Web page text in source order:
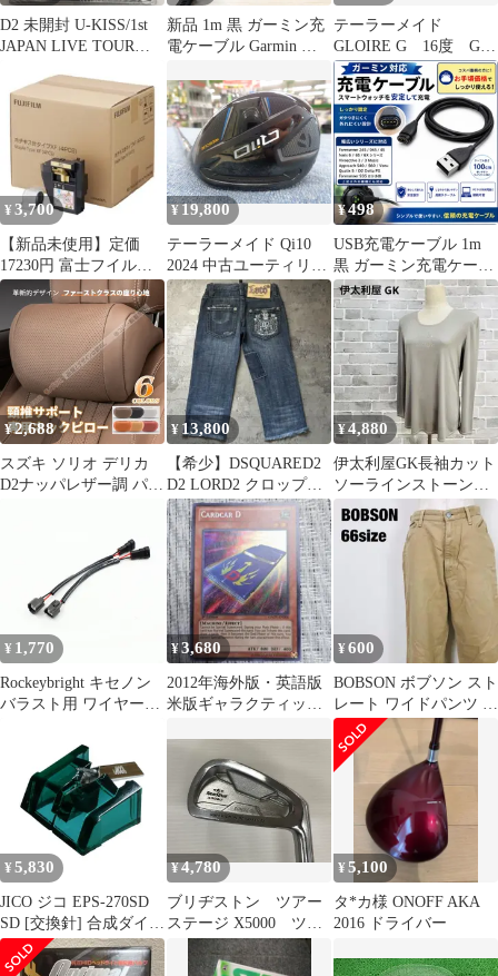
離島販売不可】
D2 未開封 U-KISS/1st
JAPAN LIVE TOUR
新品 1m 黒 ガーミン充
電ケーブル Garmin ス
電器 データ送信 USB充
電器 充電コード 265 本
体 アダプター s70 ハブ
instinct メモリー edge
965 YY ガーミン
テーラーメイド
GLOIRE G 16度 GL
5000 Rフレックス
フェアウェイウッド
中古 ゴルフドゥ！
NEXT川越店【最短即
日発送】
¥ 3,700
【新品未使用】定価
17230円 富士フイルム
ホチキス針 タイプXF 4
個セット
¥19,800
テーラーメイド Qi10
2024 中古ユーティリテ
ィー 500067
¥498
USB充電ケーブル 1m
黒 ガーミン充電ケーブ
ル Garmin スマートウ
ォッチ 互換 充電器 デ
ータ送信 USB充電器 充
電コード 265 本体 アダ
プター s70 ハブ instinct
メモリー edge 965 ガー
ミン
¥2,688
スズキ ソリオ デリカ
D2ナッパレザー調 パン
用 クッション 通気性抜
群 四季通用 汎用タイプ
（セット割引・まとめ
買い対応）
CTZ427Q393
¥ 13,800
【希少】DSQUARED2
D2 LORD2 クロップド
デニム ジーンズ S
¥4,880
伊太利屋GK長袖カット
ソーラインストーンロ
ゴ上品トップスグレー
D2
¥ 1,770
Rockeybright キセノン
バラスト用 ワイヤーハ
9005HB3 9006HB4〜D2
¥3,680
2012年海外版・英語版
米版ギャラクティック
¥600
BOBSON ボブソン スト
レート ワイドパンツ ベ
ージュ D2
¥ 5,830
JICO ジコ EPS-270SD
SD [交換針] 合成ダイヤ
丸針 National Technics
[ナショナル / テクニク
¥4,780
ブリヂストン ツアー
ステージ X5000 ツア
ーライフル アイア
ン 中古【最短即日発
¥5,100
タ*カ様 ONOFF AKA
2016 ドライバー